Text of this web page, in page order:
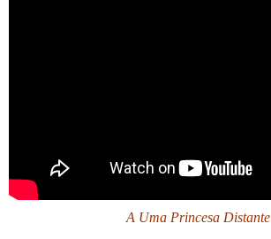
A Uma Princesa Distante